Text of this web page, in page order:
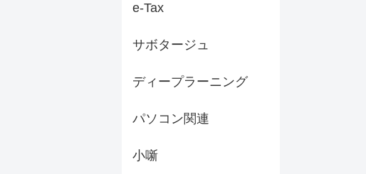
e-Tax
サボタージュ
ディープラーニング
パソコン関連
小噺